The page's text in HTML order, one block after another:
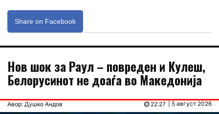
Share on Facebook
Нов шок за Раул – повреден и Кулеш,
Белорусинот не доаѓа во Македонија
Авор: Душко Андов | 5 август 2026
22:27